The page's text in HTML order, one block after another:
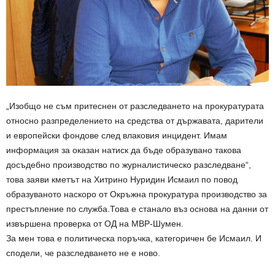
„Изобщо не съм притеснен от разследването на прокуратурата
относно разпределението на средства от държавата, дарители
и европейски фондове след влаковия инцидент. Имам
информация за оказан натиск да бъде образувано такова
досъдебно производство по журналистическо разследване“,
това заяви кметът на Хитрино Нуридин Исмаил по повод
образуваното наскоро от Окръжна прокуратура производство за
престъпление по служба.Това е станало въз основа на данни от
извършена проверка от ОД на МВР-Шумен.
За мен това е политическа поръчка, категоричен бе Исмаил. И
сподели, че разследването не е ново.